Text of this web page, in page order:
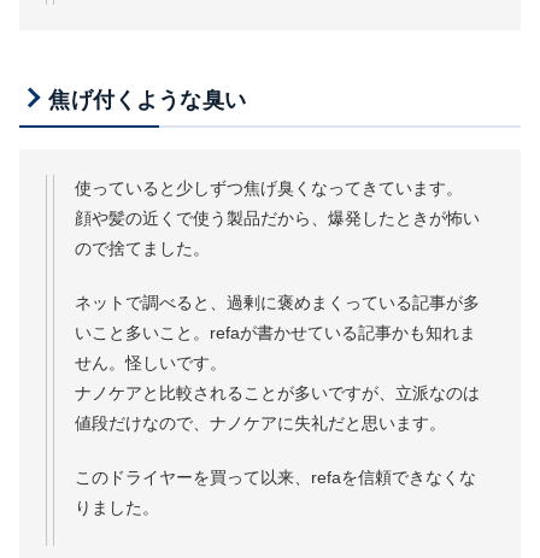
焦げ付くような臭い
使っていると少しずつ焦げ臭くなってきています。
顔や髪の近くで使う製品だから、爆発したときが怖い
ので捨てました。
ネットで調べると、過剰に褒めまくっている記事が多
いこと多いこと。refaが書かせている記事かも知れま
せん。怪しいです。
ナノケアと比較されることが多いですが、立派なのは
値段だけなので、ナノケアに失礼だと思います。
このドライヤーを買って以来、refaを信頼できなくな
りました。